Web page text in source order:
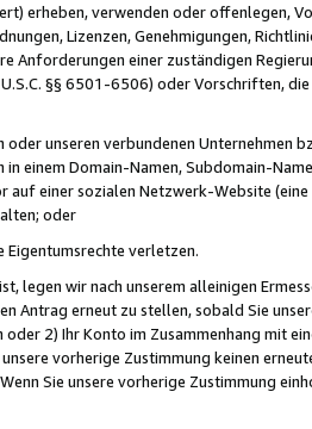
erheben, verwenden oder offenlegen,
Lizenzen, Genehmigungen,
Anforderungen einer zuständigen
§§ 6501-6506) oder Vorschriften,
oder unseren verbundenen Unternehmen
in einem Domain-Namen, Subdomain-
auf einer sozialen Netzwerk-Website
oder
Eigentumsrechte verletzen.
legen wir nach unserem alleinigen
Antrag erneut zu stellen, sobald Sie
oder 2) Ihr Konto im Zusammenhang mit
vorherige Zustimmung keinen
Sie unsere vorherige Zustimmung